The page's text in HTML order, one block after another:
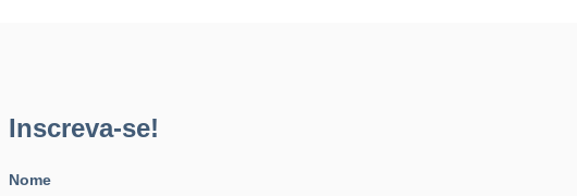
Inscreva-se!
Nome